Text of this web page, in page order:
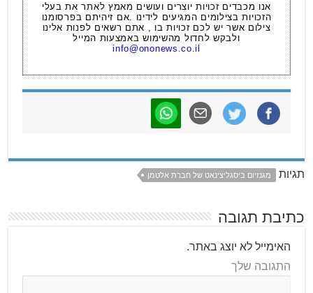
אנו מכבדים זכויות יוצרים ועושים מאמץ לאתר את בעלי
הזכויות בצילומים המגיעים לידינו .אם זיהיתם בפרסומנו
צילום אשר יש לכם זכויות בו , אתם רשאים לפנות אלינו
ולבקש לחדול מהשימוש באמצעות המייל
info@ononews.co.il
תגיות מגנזיום ביסגליצינאט של חברת אלטמן
כתיבת תגובה
האימייל לא יוצג באתר.
התגובה שלך